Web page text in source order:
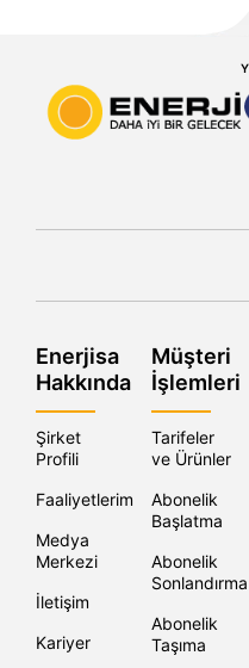
Enerjisa
Hakkında
Şirket
Profili
Faaliyetlerimiz
Medya
Merkezi
İletişim
Kariyer
Müşteri
İşlemleri
Tarifeler
ve Ürünler
Abonelik
Başlatma
Abonelik
Sonlandırma
Abonelik
Taşıma